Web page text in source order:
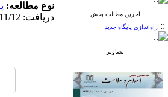
آخرین مطالب بخش
:: راه‌اندازی پایگاه جدید
تصاویر
نوع مطالعه:
دریافت: 1396/11/12 | پذیرش: 1397/4/17 | انتشار: 1397/4/17